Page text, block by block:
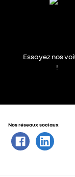
Essayez nos
!
Nos réseaux sociaux